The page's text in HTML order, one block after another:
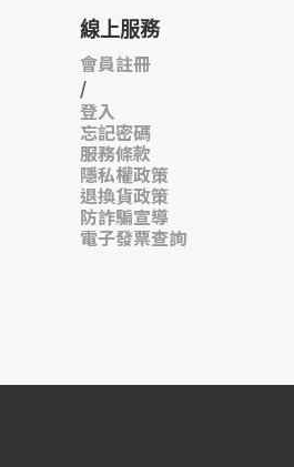
線上服務
會員註冊
/
登入
忘記密碼
服務條款
隱私權政策
退換貨政策
防詐騙宣導
電子發票查詢